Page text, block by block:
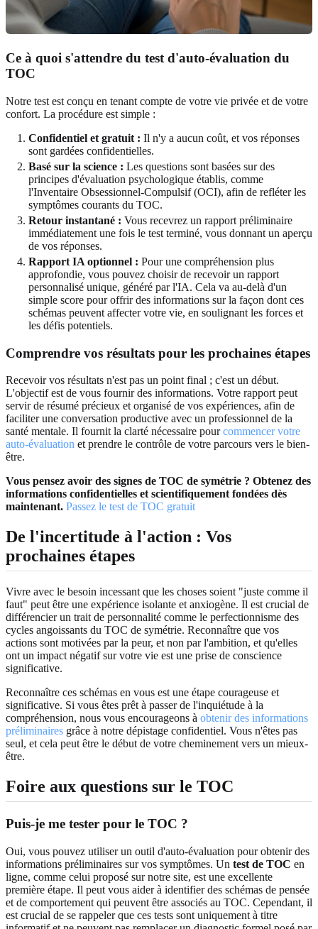
Ce à quoi s'attendre du test d'auto-évaluation du
TOC
Notre test est conçu en tenant compte de votre vie privée et de votre
confort. La procédure est simple :
Confidentiel et gratuit : Il n'y a aucun coût, et vos réponses
sont gardées confidentielles.
Basé sur la science : Les questions sont basées sur des
principes d'évaluation psychologique établis, comme
l'Inventaire Obsessionnel-Compulsif (OCI), afin de refléter les
symptômes courants du TOC.
Retour instantané : Vous recevrez un rapport préliminaire
immédiatement une fois le test terminé, vous donnant un aperçu
de vos réponses.
Rapport IA optionnel : Pour une compréhension plus
approfondie, vous pouvez choisir de recevoir un rapport
personnalisé unique, généré par l'IA. Cela va au-delà d'un
simple score pour offrir des informations sur la façon dont ces
schémas peuvent affecter votre vie, en soulignant les forces et
les défis potentiels.
Comprendre vos résultats pour les prochaines étapes
Recevoir vos résultats n'est pas un point final ; c'est un début.
L'objectif est de vous fournir des informations. Votre rapport peut
servir de résumé précieux et organisé de vos expériences, afin de
faciliter une conversation productive avec un professionnel de la
santé mentale. Il fournit la clarté nécessaire pourcommencer votre
auto-évaluation et prendre le contrôle de votre parcours vers le bien-
être.
Vous pensez avoir des signes de TOC de symétrie ? Obtenez des
informations confidentielles et scientifiquement fondées dès
maintenant. Passez le test de TOC gratuit
De l'incertitude à l'action : Vos
prochaines étapes
Vivre avec le besoin incessant que les choses soient "juste comme il
faut" peut être une expérience isolante et anxiogène. Il est crucial de
différencier un trait de personnalité comme le perfectionnisme des
cycles angoissants du TOC de symétrie. Reconnaître que vos
actions sont motivées par la peur, et non par l'ambition, et qu'elles
ont un impact négatif sur votre vie est une prise de conscience
significative.
Reconnaître ces schémas en vous est une étape courageuse et
significative. Si vous êtes prêt à passer de l'inquiétude à la
compréhension, nous vous encourageons à obtenir des informations
préliminaires grâce à notre dépistage confidentiel. Vous n'êtes pas
seul, et cela peut être le début de votre cheminement vers un mieux-
être.
Foire aux questions sur le TOC
Puis-je me tester pour le TOC ?
Oui, vous pouvez utiliser un outil d'auto-évaluation pour obtenir des
informations préliminaires sur vos symptômes. Un test de TOC en
ligne, comme celui proposé sur notre site, est une excellente
première étape. Il peut vous aider à identifier des schémas de pensée
et de comportement qui peuvent être associés au TOC. Cependant, il
est crucial de se rappeler que ces tests sont uniquement à titre